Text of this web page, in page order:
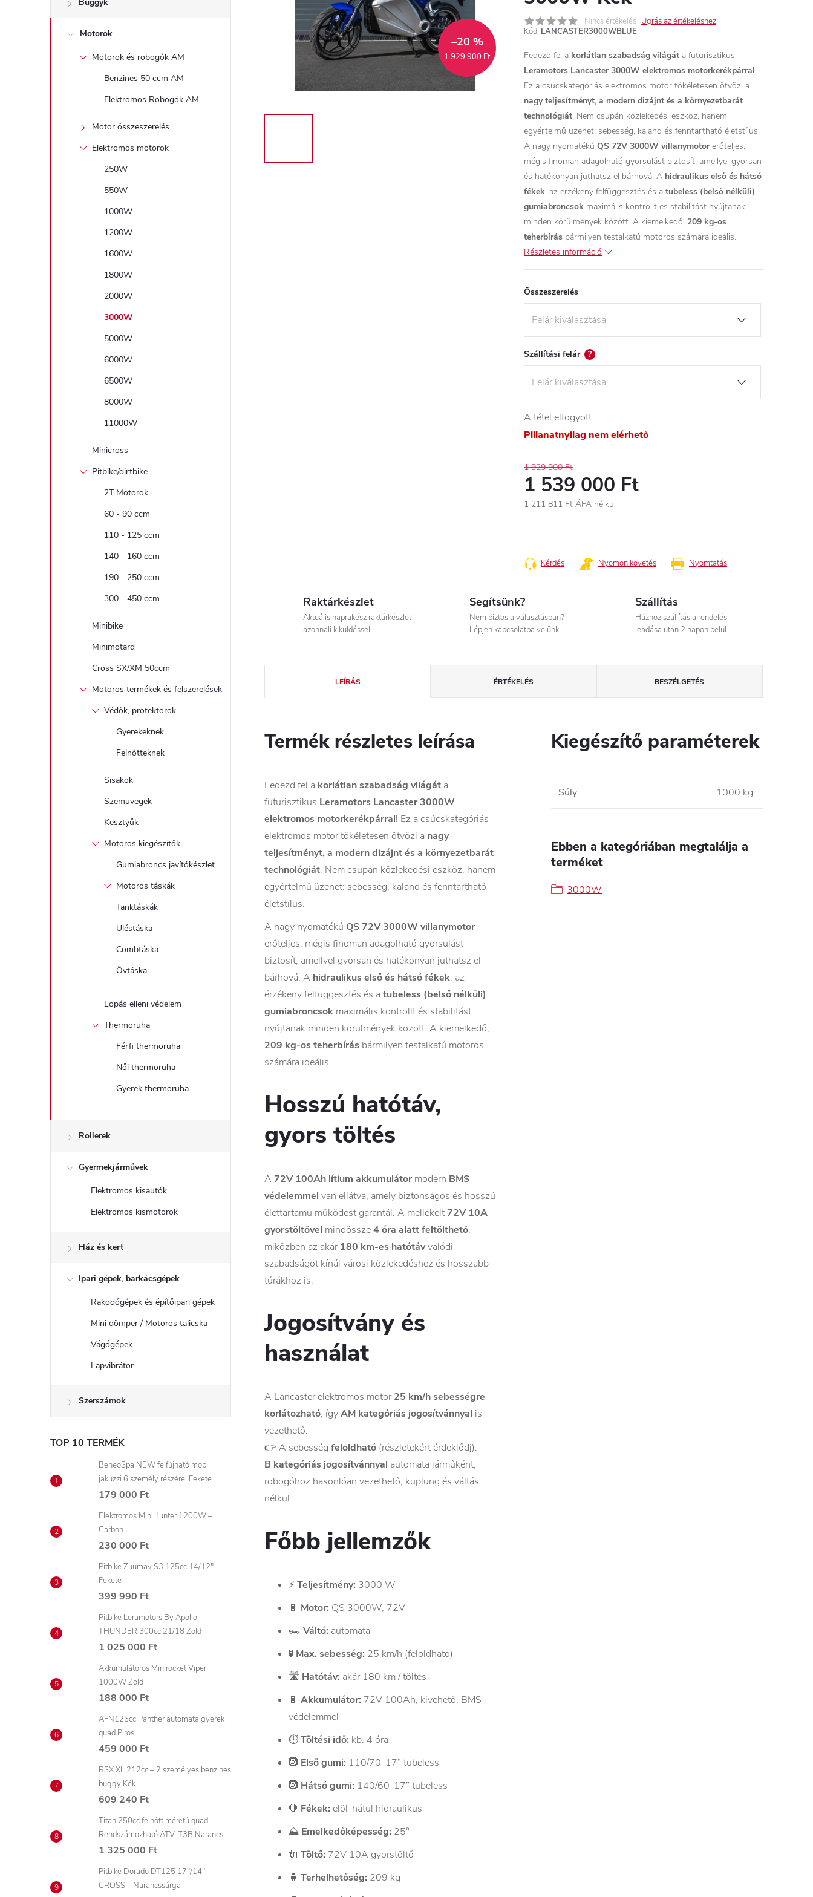
a
Motorok
Motorok és robogók AM
Benzines 50 ccm AM
Elektromos Robogók AM
Motor összeszerelés
Elektromos motorok
250W
550W
1000W
1200W
1600W
1800W
2000W
3000W
5000W
6000W
6500W
8000W
11000W
Minicross
Pitbike/dirtbike
2T Motorok
60 - 90 ccm
110 - 125 ccm
140 - 160 ccm
190 - 250 ccm
300 - 450 ccm
Minibike
Minimotard
Cross SX/XM 50ccm
Motoros termékek és felszerelések
Védők, protektorok
Gyerekeknek
Felnőtteknek
Sisakok
Szemüvegek
Kesztyűk
Motoros kiegészítők
Gumiabroncs javítókészlet
Motoros táskák
Tanktáskák
Üléstáska
Combtáska
Övtáska
Lopás elleni védelem
Thermoruha
Férfi thermoruha
Női thermoruha
Gyerek thermoruha
Rollerek
Gyermekjárművek
Elektromos kisautók
Elektromos kismotorok
Ház és kert
Ipari gépek, barkácsgépek
Rakodógépek és építőipari gépek
Mini dömper / Motoros talicska
Vágógépek
Lapvibrátor
Szerszámok
TOP 10 TERMÉK
BeneoSpa NEW felfújható mobil
jakuzzi 6 személy részére, Fekete
179 000 Ft
Elektromos MiniHunter 1200W –
Carbon
230 000 Ft
Pitbike Zuumav S3 125cc 14/12" -
Fekete
399 990 Ft
Pitbike Leramotors By Apollo
THUNDER 300cc 21/18 Zöld
1 025 000 Ft
Akkumulátoros Minirocket Viper
1000W Zöld
188 000 Ft
AFN125cc Panther automata gyerek
quad Piros
459 000 Ft
RSX XL 212cc – 2 személyes benzines
buggy Kék
609 240 Ft
Titan 250cc felnőtt méretű quad –
Rendszámozható ATV, T3B Narancs
1 325 000 Ft
Pitbike Dorado DT125 17"/14"
CROSS – Narancssárga
1 929 900 Ft
–20 %
Nincs értékelés Ugrás az értékeléshez
Kód: LANCASTER3000WBLUE
Fedezd fel a korlátlan szabadság világát a futurisztikus
Leramotors Lancaster 3000W elektromos motorkerékpárral!
Ez a csúcskategóriás elektromos motor tökéletesen ötvözi a
nagy teljesítményt, a modern dizájnt és a környezetbarát
technológiát. Nem csupán közlekedési eszköz, hanem
egyértelmű üzenet: sebesség, kaland és fenntartható életstílus.
A nagy nyomatékú QS 72V 3000W villanymotorerőteljes,
mégis finoman adagolható gyorsulást biztosít, amellyel gyorsan
és hatékonyan juthatsz el bárhová. A hidraulikus első és hátsó
fékek, az érzékeny felfüggesztés és a tubeless (belső nélküli)
gumiabroncsok maximális kontrollt és stabilitást nyújtanak
minden körülmények között. A kiemelkedő, 209 kg-os
teherbírás bármilyen testalkatú motoros számára ideális.
Részletes információ
Összeszerelés
Szállítási felár ?
A tétel elfogyott…
Pillanatnyilag nem elérhető
1 929 900 Ft
1 539 000 Ft
1 211 811 Ft ÁFA nélkül
Nyomtatás
Kérdés Nyomon követés
Raktárkészlet
Aktuális naprakész raktárkészlet
azonnali kiküldéssel.
Segítsünk?
Nem biztos a választásban?
Lépjen kapcsolatba velünk.
Szállítás
Házhoz szállítás a rendelés
leadása után 2 napon belül.
LEÍRÁS ÉRTÉKELÉS BESZÉLGETÉS
Termék részletes leírása
Fedezd fel a korlátlan szabadság világát a
futurisztikus Leramotors Lancaster 3000W
elektromos motorkerékpárral! Ez a csúcskategóriás
elektromos motor tökéletesen ötvözi a nagy
teljesítményt, a modern dizájnt és a környezetbarát
technológiát. Nem csupán közlekedési eszköz, hanem
egyértelmű üzenet: sebesség, kaland és fenntartható
életstílus.
A nagy nyomatékú QS 72V 3000W villanymotor
erőteljes, mégis finoman adagolható gyorsulást
biztosít, amellyel gyorsan és hatékonyan juthatsz el
bárhová. A hidraulikus első és hátsó fékek, az
érzékeny felfüggesztés és atubeless (belső nélküli)
gumiabroncsok maximális kontrollt és stabilitást
nyújtanak minden körülmények között. A kiemelkedő,
209 kg-os teherbírás bármilyen testalkatú motoros
számára ideális.
Hosszú hatótáv,
gyors töltés
A 72V 100Ah lítium akkumulátor modern BMS
védelemmel van ellátva, amely biztonságos és hosszú
élettartamú működést garantál. A mellékelt 72V 10A
gyorstöltővel mindössze4 óra alatt feltölthető,
miközben az akár180 km-es hatótávvalódi
szabadságot kínál városi közlekedéshez és hosszabb
túrákhoz is.
Jogosítvány és
használat
A Lancaster elektromos motor25 km/h sebességre
korlátozható, ígyAM kategóriás jogosítvánnyal is
vezethető.
👉 A sebesség feloldható (részletekért érdeklődj).
B kategóriás jogosítvánnyal automata járműként,
robogóhoz hasonlóan vezethető, kuplung és váltás
nélkül.
Főbb jellemzők
⚡Teljesítmény: 3000 W
🔋 Motor: QS 3000W, 72V
🏎️ Váltó: automata
🚦 Max. sebesség: 25 km/h (feloldható)
🛣️ Hatótáv: akár 180 km / töltés
🔋 Akkumulátor: 72V 100Ah, kivehető, BMS
védelemmel
⏱️Töltési idő: kb. 4 óra
🛞 Első gumi: 110/70-17” tubeless
🛞 Hátsó gumi: 140/60-17” tubeless
🛑 Fékek: elöl-hátul hidraulikus
⛰️ Emelkedőképesség: 25°
🔌 Töltő: 72V 10A gyorstöltő
🧍 Terhelhetőség: 209 kg
Kiegészítő paraméterek
Súly: 1000 kg
Ebben a kategóriában megtalálja a
terméket
3000W